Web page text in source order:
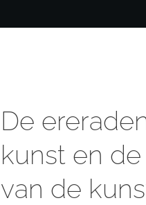
De
kunst en
van de